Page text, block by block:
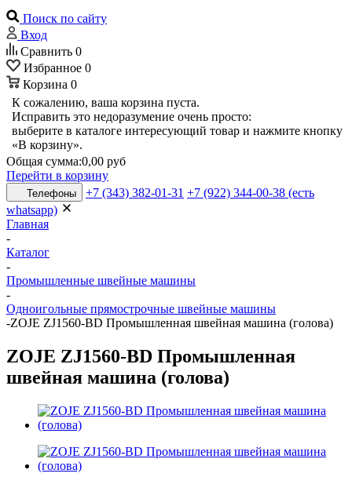
Поиск по сайту
Вход
Сравнить 0
Избранное 0
Корзина 0
К сожалению, ваша корзина пуста.
Исправить это недоразумение очень просто:
выберите в каталоге интересующий товар и нажмите кнопку
«В корзину».
Общая сумма:0,00 руб
Перейти в корзину
Телефоны +7 (343) 382-01-31 +7 (922) 344-00-38 (есть
whatsapp)
Главная
-
Каталог
-
Промышленные швейные машины
-
Одноигольные прямострочные швейные машины
-ZOJE ZJ1560-BD Промышленная швейная машина (голова)
ZOJE ZJ1560-BD Промышленная
швейная машина (голова)